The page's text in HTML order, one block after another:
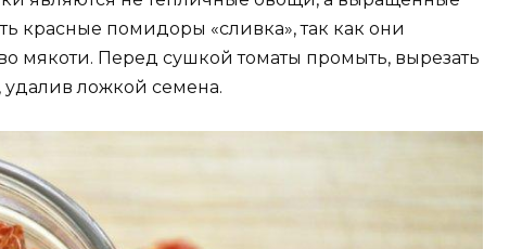
красные помидоры «сливка», так как они
мякоти. Перед сушкой томаты промыть, вырезать
ложкой семена.